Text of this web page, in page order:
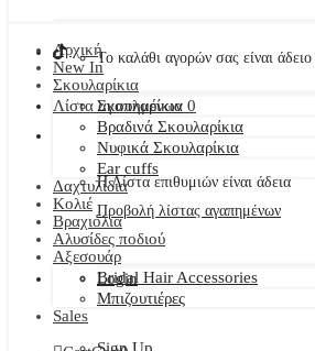
Το καλάθι αγορών σας είναι άδειο
Λίστα αγαπημένων 0
Η Λίστα επιθυμιών είναι άδεια
Προβολή λίστας αγαπημένων
Login
Αρχική
New In
Σκουλαρίκια
Σκουλαρίκια
Βραδινά Σκουλαρίκια
Νυφικά Σκουλαρίκια
Ear cuffs
Δαχτυλίδια
Κολιέ
Βραχιόλια
Αλυσίδες ποδιού
Αξεσουάρ
Bridal Hair Accessories
Μπιζουτιέρες
Sales